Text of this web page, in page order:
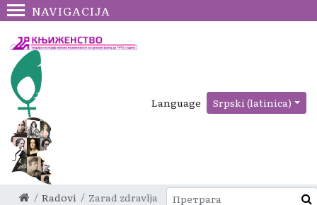
NAVIGACIJA
Language Srpski (latinica)
Radovi Zarad zdravlja